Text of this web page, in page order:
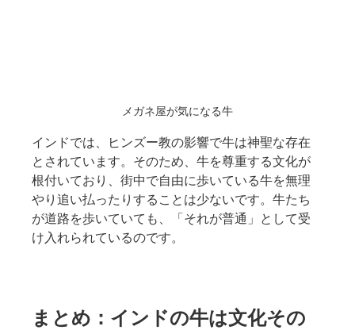
メガネ屋が気になる牛
インドでは、ヒンズー教の影響で牛は神聖な存在
とされています。そのため、牛を尊重する文化が
根付いており、街中で自由に歩いている牛を無理
やり追い払ったりすることは少ないです。牛たち
が道路を歩いていても、「それが普通」として受
け入れられているのです。
まとめ：インドの牛は文化その